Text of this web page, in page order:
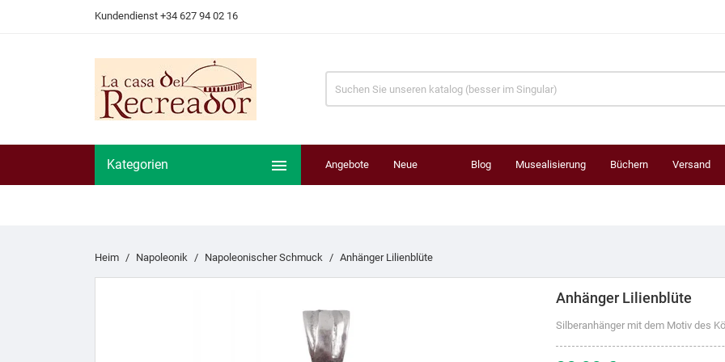
Kundendienst +34 627 94 02 16
Kategorien  Angebote Neue Blog Musealisierung Büchern Versand
Heim Napoleonik Napoleonischer Schmuck Anhänger Lilienblüte
Anhänger Lilienblüte
Silberanhänger mit dem Motiv des